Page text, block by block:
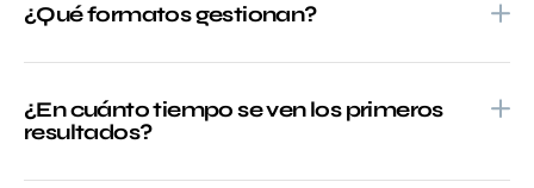
¿Qué formatos gestionan?
¿En cuánto tiempo se ven los primeros
resultados?